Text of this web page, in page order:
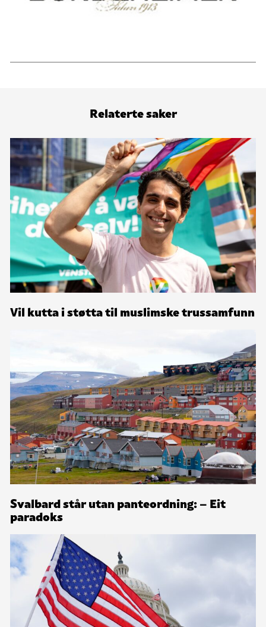
Relaterte saker
Vil kutta i støtta til muslimske trussamfunn
Svalbard står utan panteordning: – Eit
paradoks